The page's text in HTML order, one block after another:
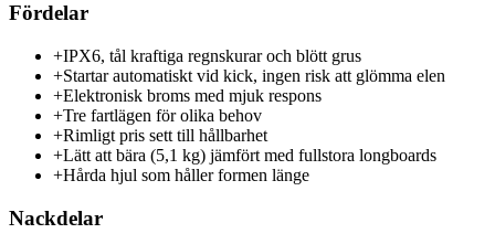
Fördelar
+IPX6, tål kraftiga regnskurar och blött grus
+Startar automatiskt vid kick, ingen risk att glömma elen
+Elektronisk broms med mjuk respons
+Tre fartlägen för olika behov
+Rimligt pris sett till hållbarhet
+Lätt att bära (5,1 kg) jämfört med fullstora longboards
+Hårda hjul som håller formen länge
Nackdelar